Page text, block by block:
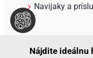
Navijaky a
Nájdite ideálnu